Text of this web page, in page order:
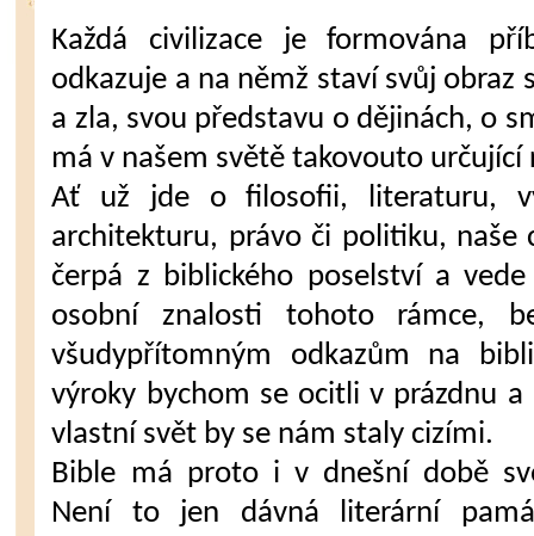
Každá civilizace je formována
odkazuje a na němž staví svůj obraz
a zla, svou představu o dějinách, o
má v našem světě takovouto
Ať už jde o filosofii, literaturu,
architekturu, právo či politiku, naše
čerpá z biblického poselství a
osobní znalosti tohoto rámce,
všudypřítomným odkazům na
výroky bychom se ocitli v prázdnu
vlastní svět by se nám staly cizími.
Bible má proto i v dnešní době
Není to jen dávná literární